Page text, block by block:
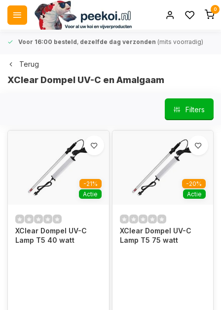
0
Voor 16:00 besteld, dezelfde dag verzonden (mits voorradig)
Terug
XClear Dompel UV-C en Amalgaam
Filters
-21%
Actie
XClear Dompel UV-C
Lamp T5 40 watt
-20%
Actie
XClear Dompel UV-C
Lamp T5 75 watt